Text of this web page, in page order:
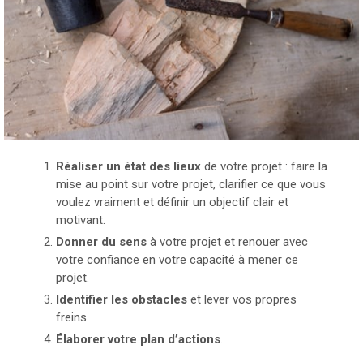
Réaliser un état des lieux de votre projet : faire la
mise au point sur votre projet, clarifier ce que vous
voulez vraiment et définir un objectif clair et
motivant.
Donner du sensà votre projet et renouer avec
votre confiance en votre capacité à mener ce
projet.
Identifier les obstacles et lever vos propres
freins.
Élaborer votre plan d’actions.